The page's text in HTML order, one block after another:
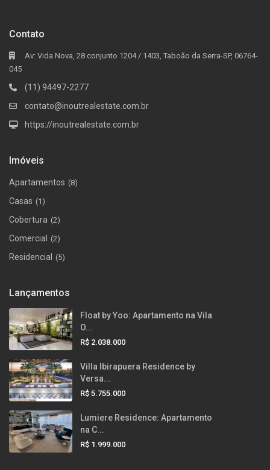
Contato
Av: Vida Nova, 28 conjunto 1204 / 1403, Taboão da Serra-SP, 06764-
045
(11) 94497-2277
contato@inoutrealestate.com.br
https://inoutrealestate.com.br
Imóveis
Apartamentos (8)
Casas (1)
Cobertura (2)
Comercial (2)
Residencial (5)
Lançamentos
Float by Yoo: Apartamento na Vila
O...
R$ 2.038.000
Villa Ibirapuera Residence by
Versa...
R$ 5.755.000
Lumiere Residence: Apartamento
na C...
R$ 1.999.000